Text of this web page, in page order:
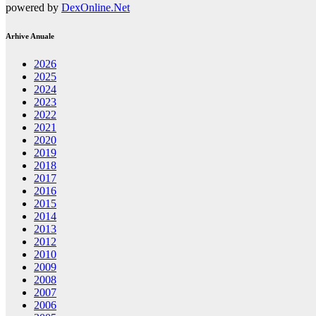
powered by DexOnline.Net
Arhive Anuale
2026
2025
2024
2023
2022
2021
2020
2019
2018
2017
2016
2015
2014
2013
2012
2010
2009
2008
2007
2006